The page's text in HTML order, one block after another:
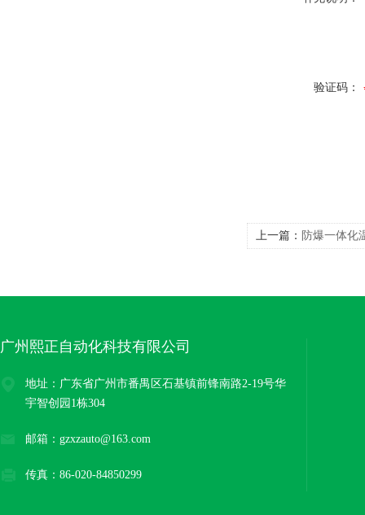
验证码：
上一篇： 防爆一体化
广州熙正自动化科技有限公司
地址：广东省广州市番禺区石基镇前锋南路2-19号华
宇智创园1栋304
邮箱：gzxzauto@163.com
传真：86-020-84850299